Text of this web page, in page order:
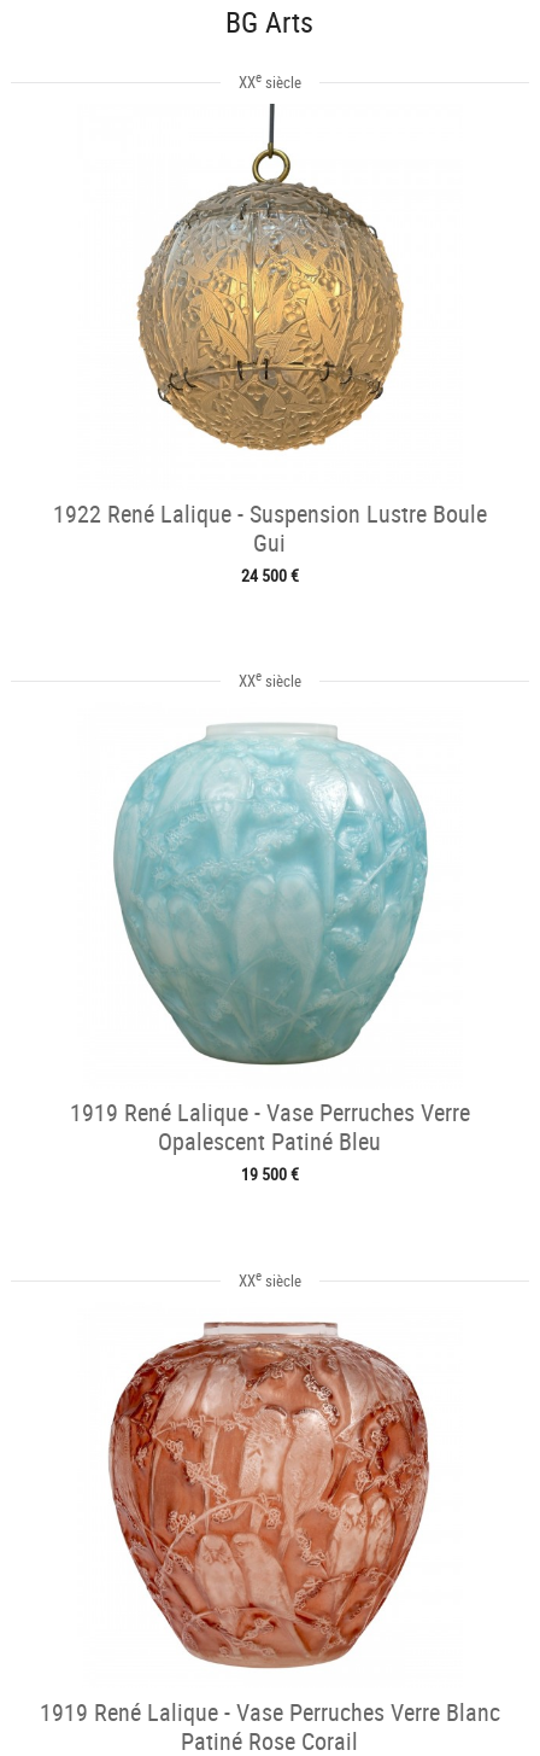
BG Arts
XXesiècle
1922 René Lalique - Suspension Lustre Boule
Gui
24 500 €
XXesiècle
1919 René Lalique - Vase Perruches Verre
Opalescent Patiné Bleu
19 500 €
XXesiècle
1919 René Lalique - Vase Perruches Verre Blanc
Patiné Rose Corail